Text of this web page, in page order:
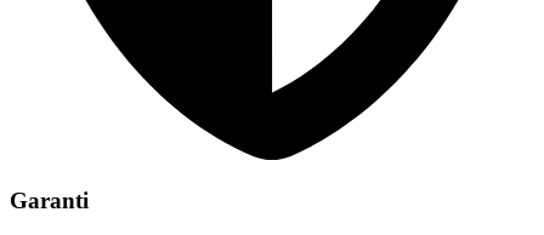
Garanti